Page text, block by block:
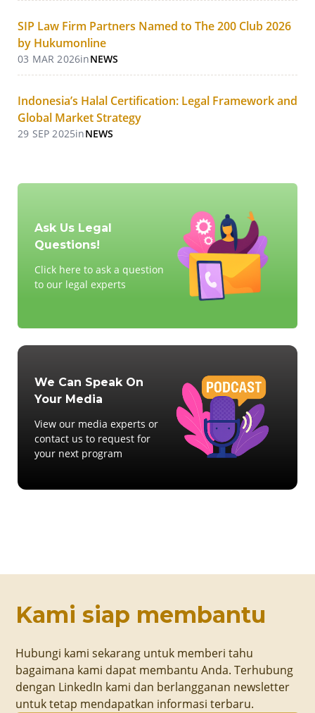
SIP Law Firm Partners Named to The 200 Club 2026
by Hukumonline
03 MAR 2026inNEWS
Indonesia’s Halal Certification: Legal Framework and
Global Market Strategy
29 SEP 2025inNEWS
Ask Us Legal
Questions!
Click here to ask a question
to our legal experts
We Can Speak On
Your Media
View our media experts or
contact us to request for
your next program
Kami siap membantu
Hubungi kami sekarang untuk memberi tahu
bagaimana kami dapat membantu Anda. Terhubung
dengan LinkedIn kami dan berlangganan newsletter
untuk tetap mendapatkan informasi terbaru.